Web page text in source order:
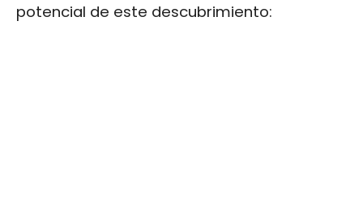
potencial de este descubrimiento: